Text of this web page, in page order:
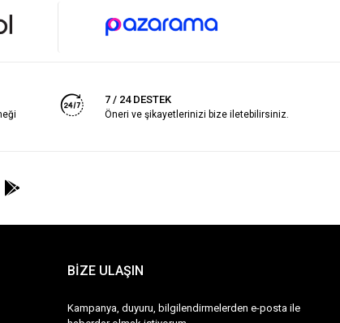
7 / 24 DESTEK
Öneri ve şikayetlerinizi bize iletebilirsiniz.
BİZE ULAŞIN
Kampanya, duyuru, bilgilendirmelerden e-posta ile